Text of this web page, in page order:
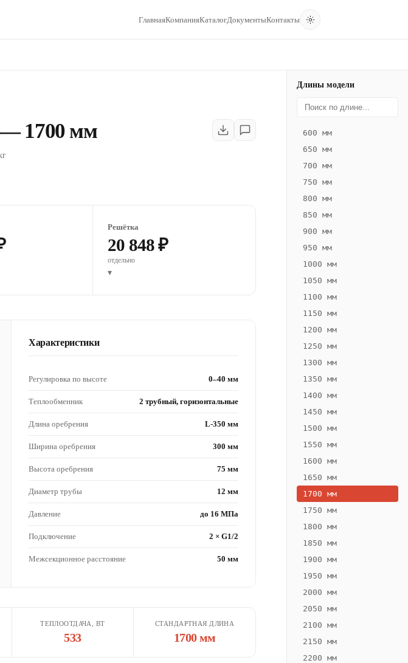
ГлавнаяКомпанияКаталогДокументыКонтакты
— 1700 мм
Решётка
20 848 ₽
отдельно
▾
Характеристики
Регулировка по высоте 0–40 мм
Теплообменник 2 трубный, горизонтальные
Длина оребрения L-350 мм
Ширина оребрения 300 мм
Высота оребрения 75 мм
Диаметр трубы 12 мм
Давление до 16 МПа
Подключение 2 × G1/2
Межсекционное расстояние 50 мм
ТЕПЛООТДАЧА, ВТ
533
СТАНДАРТНАЯ ДЛИНА
1700 мм
Длины модели
600 мм
650 мм
700 мм
750 мм
800 мм
850 мм
900 мм
950 мм
1000 мм
1050 мм
1100 мм
1150 мм
1200 мм
1250 мм
1300 мм
1350 мм
1400 мм
1450 мм
1500 мм
1550 мм
1600 мм
1650 мм
1700 мм
1750 мм
1800 мм
1850 мм
1900 мм
1950 мм
2000 мм
2050 мм
2100 мм
2150 мм
2200 мм